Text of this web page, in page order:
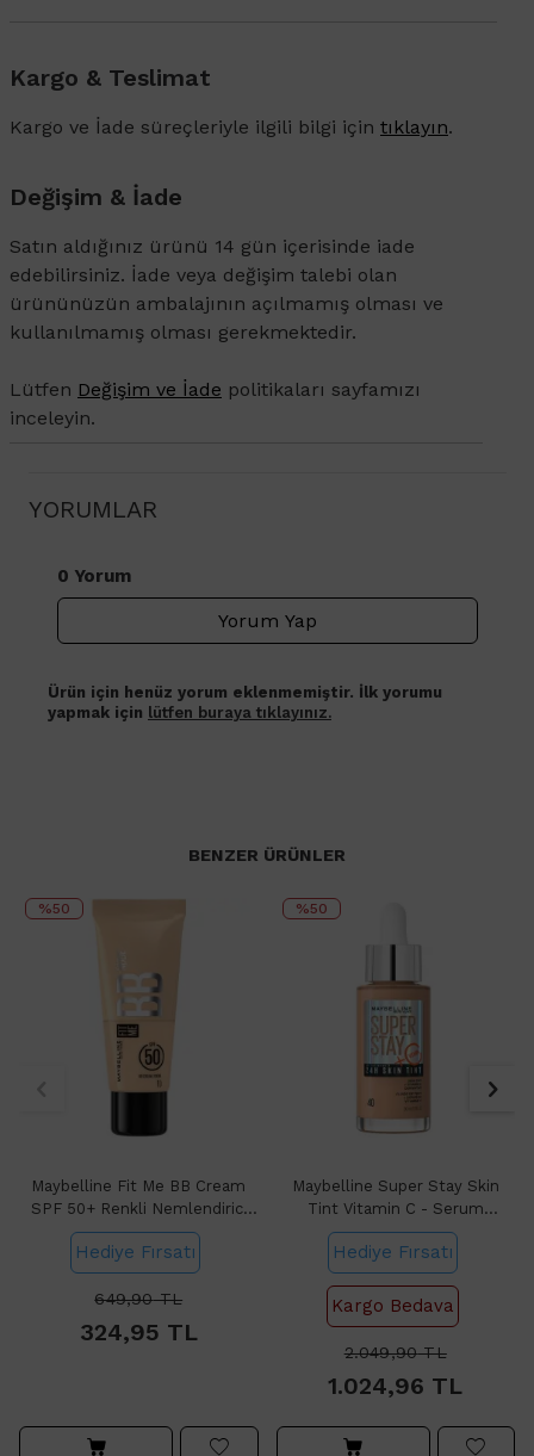
Kargo & Teslimat
Kargo ve İade süreçleriyle ilgili bilgi için tıklayın.
Değişim & İade
Satın aldığınız ürünü 14 gün içerisinde iade
edebilirsiniz. İade veya değişim talebi olan
ürününüzün ambalajının açılmamış olması ve
kullanılmamış olması gerekmektedir.
Lütfen Değişim ve İade politikaları sayfamızı
inceleyin.
YORUMLAR
0 Yorum
Yorum Yap
Ürün için henüz yorum eklenmemiştir. İlk yorumu
yapmak için lütfen buraya tıklayınız.
BENZER ÜRÜNLER
%50
Maybelline Fit Me BB Cream
SPF 50+ Renkli Nemlendirici
No: 10 30ml
Hediye Fırsatı
649,90TL
324,95 TL
%50
Maybelline Super Stay Skin
Tint Vitamin C - Serum
Fondöten No: 40
Hediye Fırsatı
Kargo Bedava
2.049,90TL
1.024,96 TL